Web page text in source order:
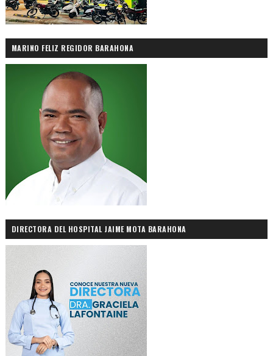
MARINO FELIZ REGIDOR BARAHONA
DIRECTORA DEL HOSPITAL JAIME MOTA BARAHONA